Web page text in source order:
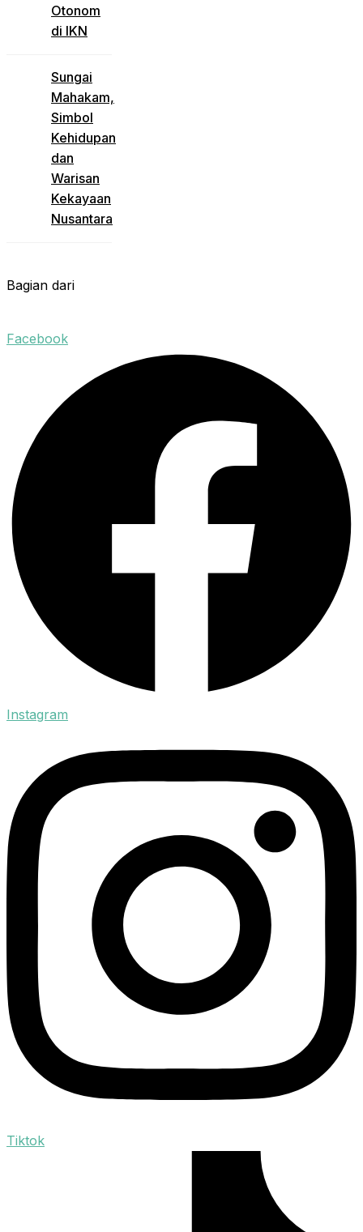
Otonom
di IKN
Sungai
Mahakam,
Simbol
Kehidupan
dan
Warisan
Kekayaan
Nusantara
Bagian dari
Facebook
Instagram
Tiktok